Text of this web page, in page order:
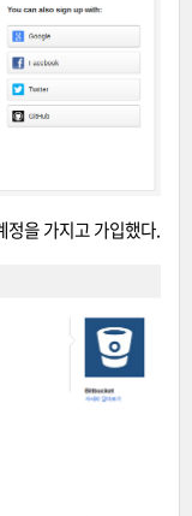
정을 가지고 가입했다.